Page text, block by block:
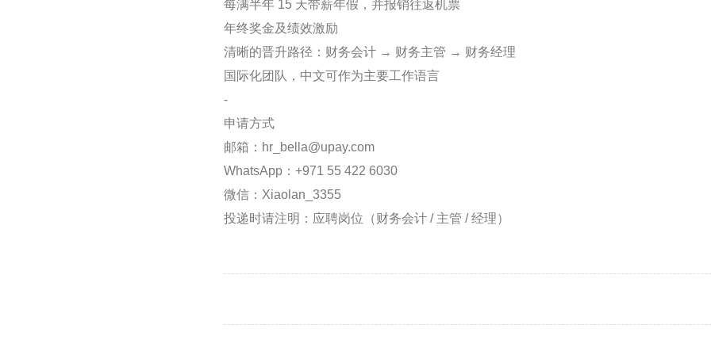
每满半年 15 天带薪年假，并报销往返机票
年终奖金及绩效激励
清晰的晋升路径：财务会计 → 财务主管 → 财务经理
国际化团队，中文可作为主要工作语言
-
申请方式
邮箱：hr_bella@upay.com
WhatsApp：+971 55 422 6030
微信：Xiaolan_3355
投递时请注明：应聘岗位（财务会计 / 主管 / 经理）